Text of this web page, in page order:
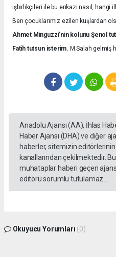
işbirlikçileri ile bu enkazı nasıl, hangi
Ben çocuklarımız ezilen kuşlardan
Ahmet Minguzzi’nin kolunu Şenol
Fatih tutsun isterim. M.Salah gelmiş
Anadolu Ajansı (AA), İhlas
Haber Ajansı (DHA) ve diğer
haberler, sitemizin
kanallarından çekilmektedir.
muhataplar haberi geçen
editörü sorumlu tutulamaz...
Okuyucu Yorumları (0)